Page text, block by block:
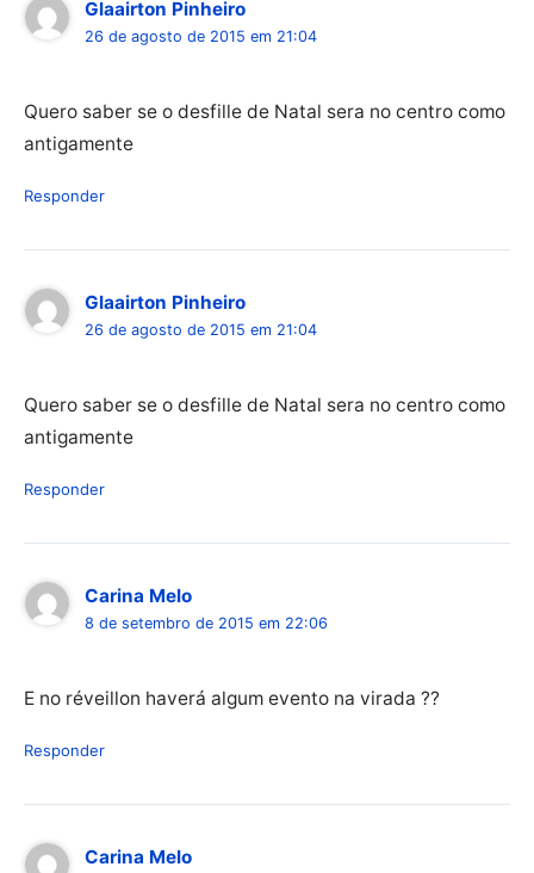
Glaairton Pinheiro
26 de agosto de 2015 em 21:04
Quero saber se o desfille de Natal sera no centro como
antigamente
Responder
Glaairton Pinheiro
26 de agosto de 2015 em 21:04
Quero saber se o desfille de Natal sera no centro como
antigamente
Responder
Carina Melo
8 de setembro de 2015 em 22:06
E no réveillon haverá algum evento na virada ??
Responder
Carina Melo